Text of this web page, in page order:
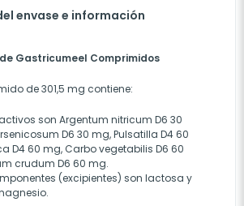
envase e información
Gastricumeel Comprimidos
de 301,5 mg contiene:
son Argentum nitricum D6 30
D6 30 mg, Pulsatilla D4 60
D4 60 mg, Carbo vegetabilis D6 60
crudum D6 60 mg.
(excipientes) son lactosa y